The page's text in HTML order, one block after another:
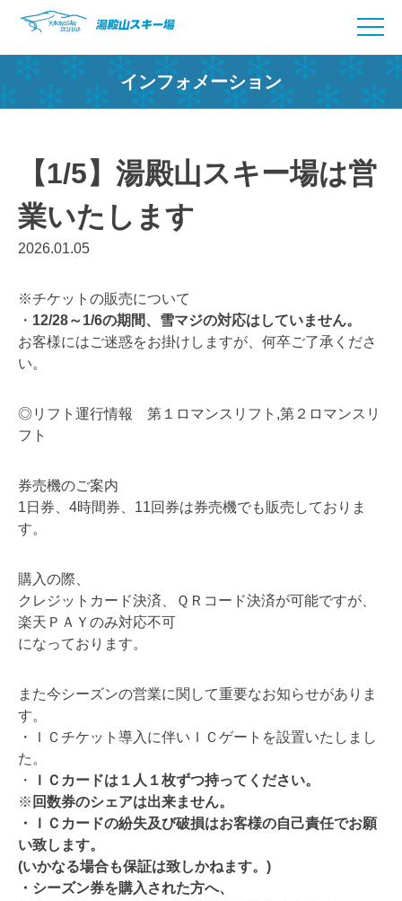
content
インフォメーション
【1/5】湯殿山スキー場は営
業いたします
2026.01.05
※チケットの販売について
・ 12/28～1/6の期間、雪マジの対応はしていません。
お客様にはご迷惑をお掛けしますが、何卒ご了承くださ
い。
◎リフト運行情報 第１ロマンスリフト,第２ロマンスリ
フト
券売機のご案内
1日券、4時間券、11回券は券売機でも販売しておりま
す。
購入の際、
クレジットカード決済、ＱＲコード決済が可能ですが、
楽天ＰＡＹのみ対応不可
になっております。
また今シーズンの営業に関して重要なお知らせがありま
す。
・ＩＣチケット導入に伴いＩＣゲートを設置いたしまし
た。
・
ＩＣカードは１人１枚ずつ持ってください。
※ 回数券のシェアは出来ません。
・ＩＣカードの紛失及び破損はお客様の自己責任でお願
い致します。
(いかなる場合も保証は致しかねます。)
・シーズン券を購入された方へ、